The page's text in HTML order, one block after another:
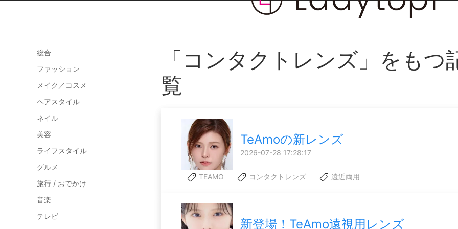
総合
ファッション
メイク／コスメ
ヘアスタイル
ネイル
美容
ライフスタイル
グルメ
旅行 / おでかけ
音楽
テレビ
「コンタクトレンズ」をもつ
覧
TeAmoの新レンズ
2026-07-28 17:28:17
TEAMO コンタクトレンズ 遠近両用
新登場！TeAmo遠視用レンズ